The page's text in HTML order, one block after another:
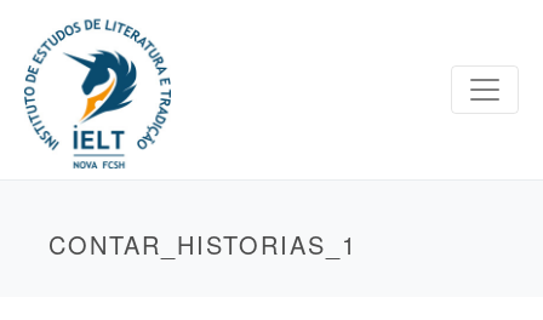
CONTAR_HISTORIAS_1